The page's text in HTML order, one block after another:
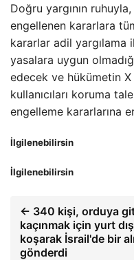
Doğru yargının
engellenen kararlara
kararlar adil yargılama
yasalara uygun
edecek ve hükümetin
kullanıcıları koruma
engelleme kararlarına
İlgilenebilirsin
İlgilenebilirsin
← 340 kişi, orduya
kaçınmak için yurt
koşarak İsrail'de bir
gönderdi